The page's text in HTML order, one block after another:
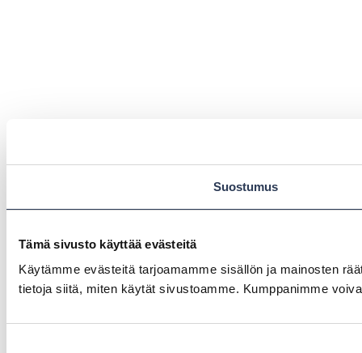
Suostumus
Tämä sivusto käyttää evästeitä
Käytämme evästeitä tarjoamamme sisällön ja mainosten
tietoja siitä, miten käytät sivustoamme. Kumppanimme